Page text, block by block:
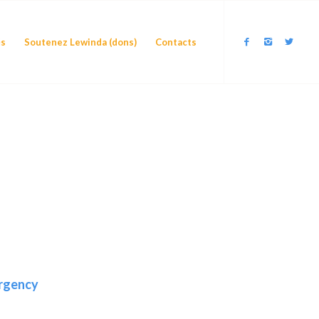
Soutenez Lewinda (dons) Contacts